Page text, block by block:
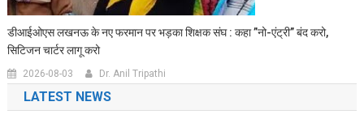
डीआईओएस लखनऊ के नए फरमान पर भड़का शिक्षक संघ : कहा ”नो-एंट्री” बंद करो,
सिटिजन चार्टर लागू करो
2026-08-03 Dr. Anil Tripathi
LATEST NEWS